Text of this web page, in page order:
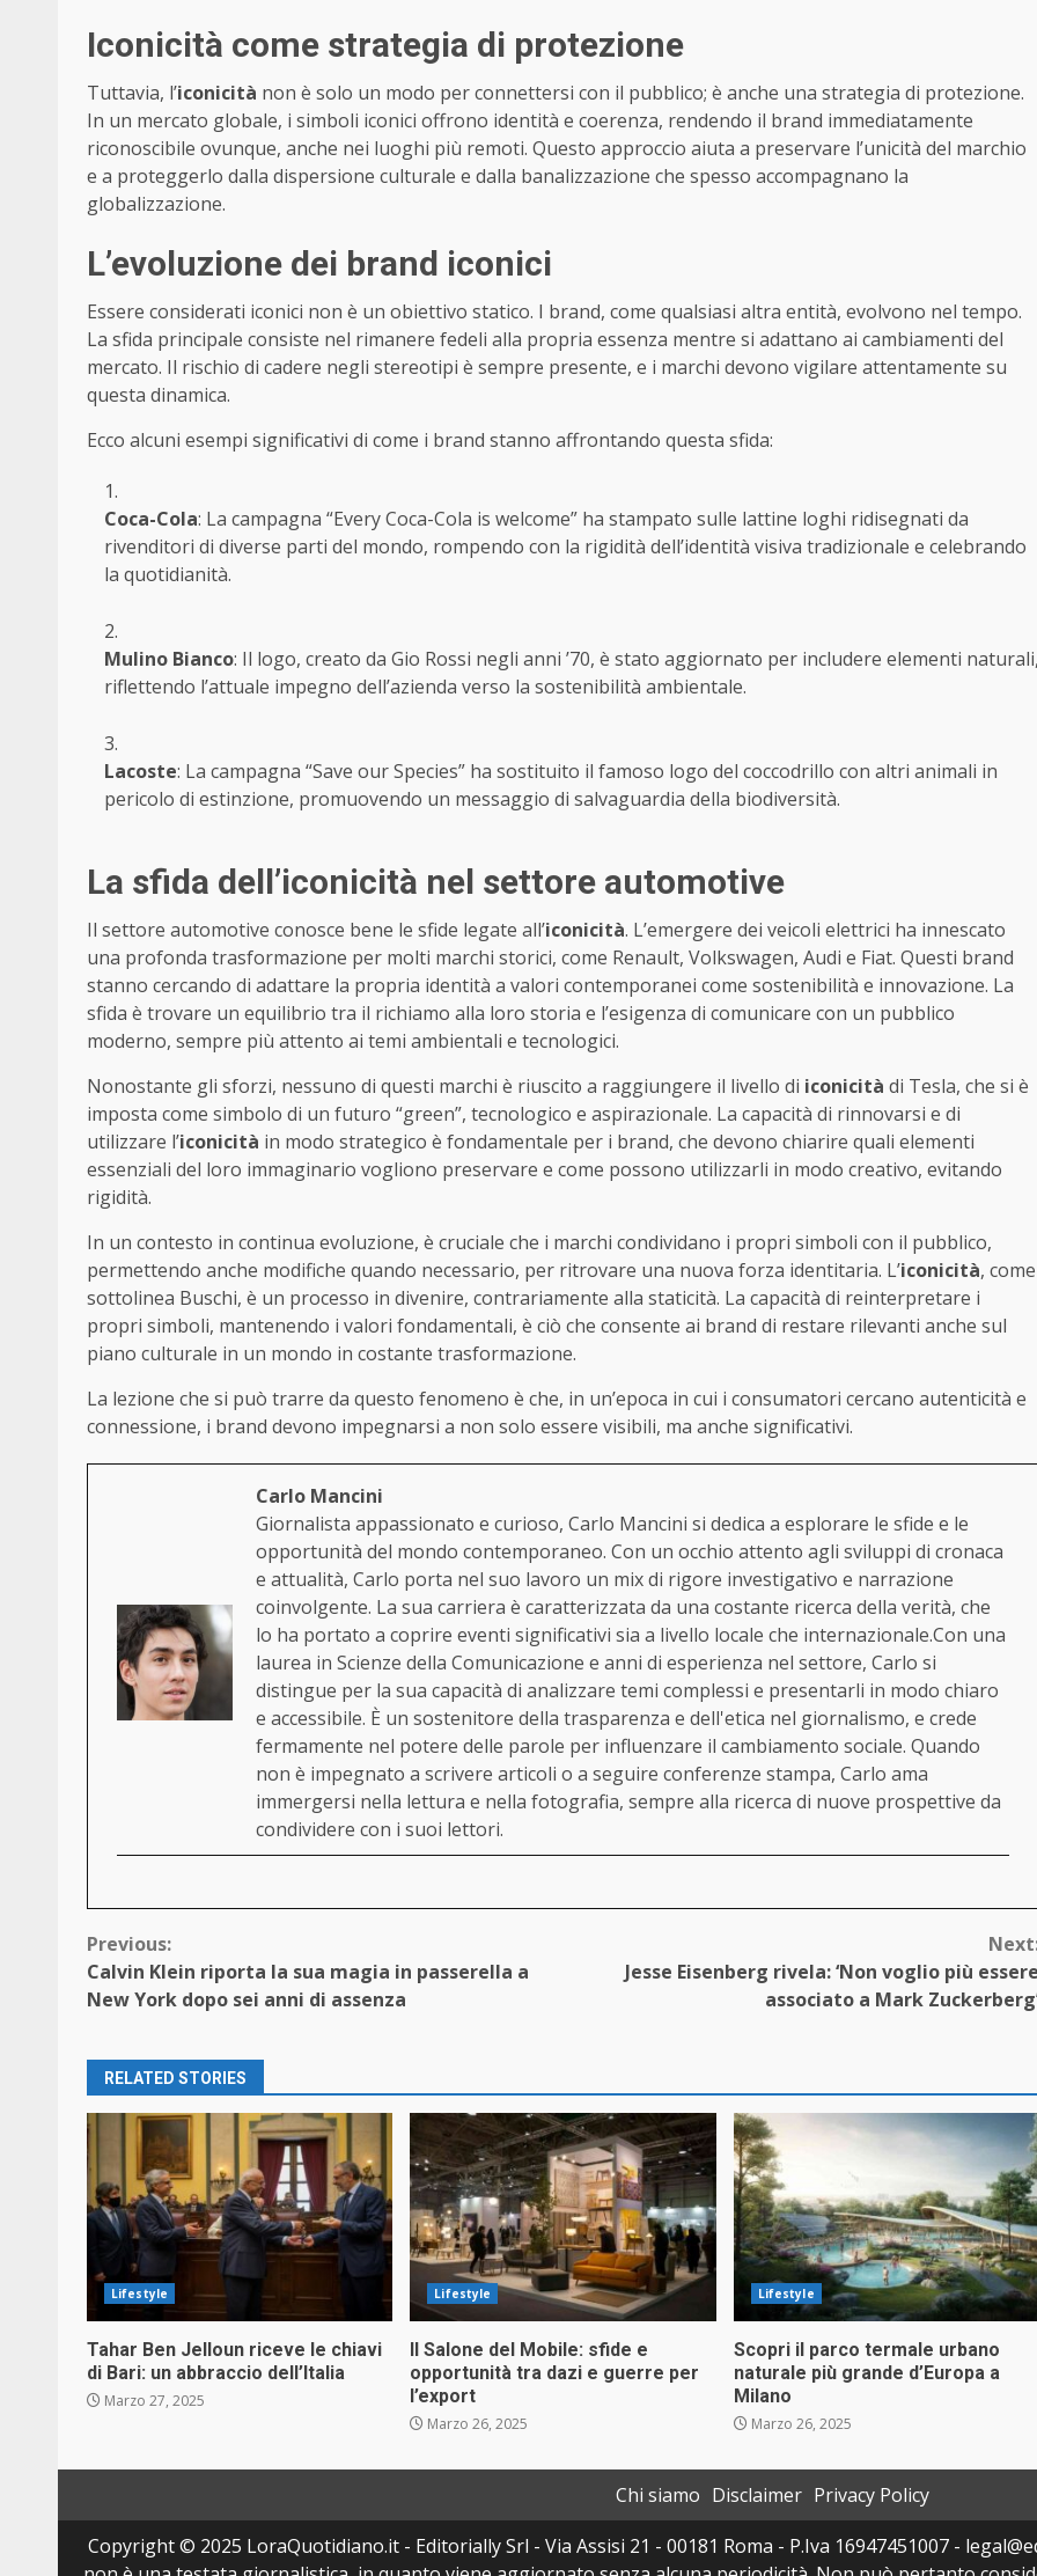
Iconicità come strategia di protezione
Tuttavia, l’iconicità non è solo un modo per connettersi con il pubblico; è anche una strategia di protezione.
In un mercato globale, i simboli iconici offrono identità e coerenza, rendendo il brand immediatamente
riconoscibile ovunque, anche nei luoghi più remoti. Questo approccio aiuta a preservare l’unicità del marchio
e a proteggerlo dalla dispersione culturale e dalla banalizzazione che spesso accompagnano la
globalizzazione.
L’evoluzione dei brand iconici
Essere considerati iconici non è un obiettivo statico. I brand, come qualsiasi altra entità, evolvono nel tempo.
La sfida principale consiste nel rimanere fedeli alla propria essenza mentre si adattano ai cambiamenti del
mercato. Il rischio di cadere negli stereotipi è sempre presente, e i marchi devono vigilare attentamente su
questa dinamica.
Ecco alcuni esempi significativi di come i brand stanno affrontando questa sfida:
Coca-Cola: La campagna “Every Coca-Cola is welcome” ha stampato sulle lattine loghi ridisegnati da
rivenditori di diverse parti del mondo, rompendo con la rigidità dell’identità visiva tradizionale e celebrando
la quotidianità.
Mulino Bianco: Il logo, creato da Gio Rossi negli anni ’70, è stato aggiornato per includere elementi
riflettendo l’attuale impegno dell’azienda verso la sostenibilità ambientale.
Lacoste: La campagna “Save our Species” ha sostituito il famoso logo del coccodrillo con altri animali in
pericolo di estinzione, promuovendo un messaggio di salvaguardia della biodiversità.
La sfida dell’iconicità nel settore automotive
Il settore automotive conosce bene le sfide legate all’iconicità. L’emergere dei veicoli elettrici ha innescato
una profonda trasformazione per molti marchi storici, come Renault, Volkswagen, Audi e Fiat. Questi brand
stanno cercando di adattare la propria identità a valori contemporanei come sostenibilità e innovazione. La
sfida è trovare un equilibrio tra il richiamo alla loro storia e l’esigenza di comunicare con un pubblico
moderno, sempre più attento ai temi ambientali e tecnologici.
Nonostante gli sforzi, nessuno di questi marchi è riuscito a raggiungere il livello di iconicità di Tesla, che si è
imposta come simbolo di un futuro “green”, tecnologico e aspirazionale. La capacità di rinnovarsi e di
utilizzare l’iconicità in modo strategico è fondamentale per i brand, che devono chiarire quali elementi
essenziali del loro immaginario vogliono preservare e come possono utilizzarli in modo creativo, evitando
rigidità.
In un contesto in continua evoluzione, è cruciale che i marchi condividano i propri simboli con il pubblico,
permettendo anche modifiche quando necessario, per ritrovare una nuova forza identitaria. L’iconicità, come
sottolinea Buschi, è un processo in divenire, contrariamente alla staticità. La capacità di reinterpretare i
propri simboli, mantenendo i valori fondamentali, è ciò che consente ai brand di restare rilevanti anche sul
piano culturale in un mondo in costante trasformazione.
La lezione che si può trarre da questo fenomeno è che, in un’epoca in cui i consumatori cercano autenticità e
connessione, i brand devono impegnarsi a non solo essere visibili, ma anche significativi.
Carlo Mancini
Giornalista appassionato e curioso, Carlo Mancini si dedica a esplorare le sfide e le
opportunità del mondo contemporaneo. Con un occhio attento agli sviluppi di cronaca
e attualità, Carlo porta nel suo lavoro un mix di rigore investigativo e narrazione
coinvolgente. La sua carriera è caratterizzata da una costante ricerca della verità, che
lo ha portato a coprire eventi significativi sia a livello locale che internazionale.Con una
laurea in Scienze della Comunicazione e anni di esperienza nel settore, Carlo si
distingue per la sua capacità di analizzare temi complessi e presentarli in modo chiaro
e accessibile. È un sostenitore della trasparenza e dell'etica nel giornalismo, e crede
fermamente nel potere delle parole per influenzare il cambiamento sociale. Quando
non è impegnato a scrivere articoli o a seguire conferenze stampa, Carlo ama
immergersi nella lettura e nella fotografia, sempre alla ricerca di nuove prospettive da
condividere con i suoi lettori.
Continue
Reading
Previous:
Calvin Klein riporta la sua magia in passerella a
New York dopo sei anni di assenza
Jesse Eisenberg rivela: ‘Non voglio più
associato a Mark
RELATED STORIES
Lifestyle
Tahar Ben Jelloun riceve le chiavi
di Bari: un abbraccio dell’Italia
Marzo 27, 2025
Lifestyle
Il Salone del Mobile: sfide e
opportunità tra dazi e guerre per
l’export
Marzo 26, 2025
Lifestyle
Scopri il parco termale urbano
naturale più grande d’Europa a
Milano
Marzo 26, 2025
Chi siamo Disclaimer Privacy Policy
Copyright © 2025 LoraQuotidiano.it - Editorially Srl - Via Assisi 21 - 00181 Roma - P.Iva 16947451007 -